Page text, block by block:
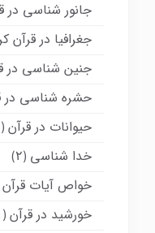
جانور شناسی در
جغرافیا در قرآن
جنین شناسی در
حشره شناسی در
حیوانات در قرآن (۱)
خدا شناسی (۲)
خواص آیات قرآن
خورشید در قرآن (۱)